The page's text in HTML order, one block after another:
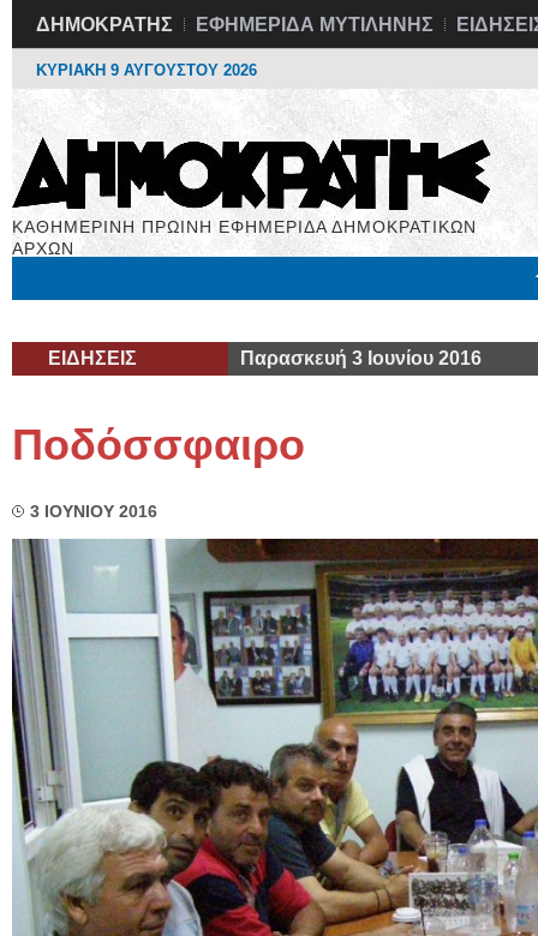
ΔΗΜΟΚΡΑΤΗΣ ΕΦΗΜΕΡΙΔΑ ΜΥΤΙΛΗΝΗΣ
ΚΥΡΙΑΚΗ 9 ΑΥΓΟΥΣΤΟΥ 2026
ΚΑΘΗΜΕΡΙΝΗ ΠΡΩΙΝΗ ΕΦΗΜΕΡΙΔΑ ΔΗΜΟΚΡΑΤΙΚΩΝ
ΑΡΧΩΝ
ΕΙΔΗΣΕΙΣ Παρασκευή 3 Ιουνίου 2016
Ποδόσσφαιρο
3 ΙΟΥΝΙΟΥ 2016